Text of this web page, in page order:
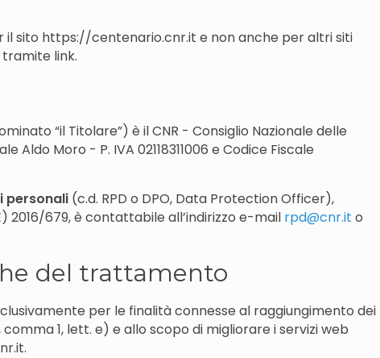
il sito https://centenario.cnr.it e non anche per altri siti
link.
“il Titolare”) è il CNR - Consiglio Nazionale delle
Aldo Moro - P. IVA 02118311006 e Codice Fiscale
personali (c.d. RPD o DPO, Data Protection Officer),
2016/679, è contattabile all’indirizzo e-mail rpd@cnr.it o
del trattamento
per le finalità connesse al raggiungimento dei
comma 1, lett. e) e allo scopo di migliorare i servizi web